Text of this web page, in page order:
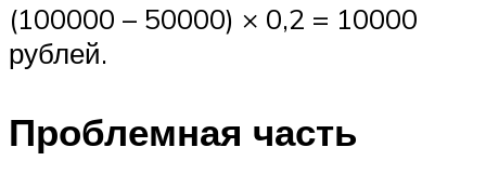
(100000 – 50000) × 0,2 = 10000
рублей.
Проблемная часть